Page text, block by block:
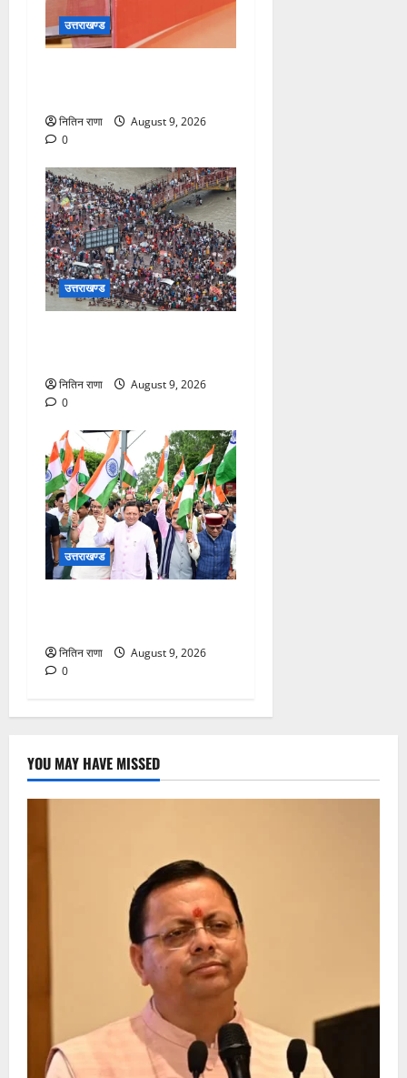
उत्तराखण्ड
नितिन राणा
August 9, 2026
0
उत्तराखण्ड
नितिन राणा
August 9, 2026
0
उत्तराखण्ड
नितिन राणा
August 9, 2026
0
YOU MAY HAVE MISSED